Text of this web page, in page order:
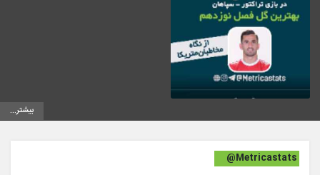
بیشتر...
@Metricastats